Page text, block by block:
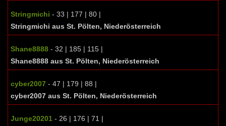
Stringmichi - 33 | 177 | 80 |
Stringmichi aus St. Pölten, Niederösterreich
Shane8888 - 32 | 185 | 115 |
Shane8888 aus St. Pölten, Niederösterreich
cyber2007 - 47 | 179 | 88 |
cyber2007 aus St. Pölten, Niederösterreich
Junge20201 - 26 | 176 | 71 |